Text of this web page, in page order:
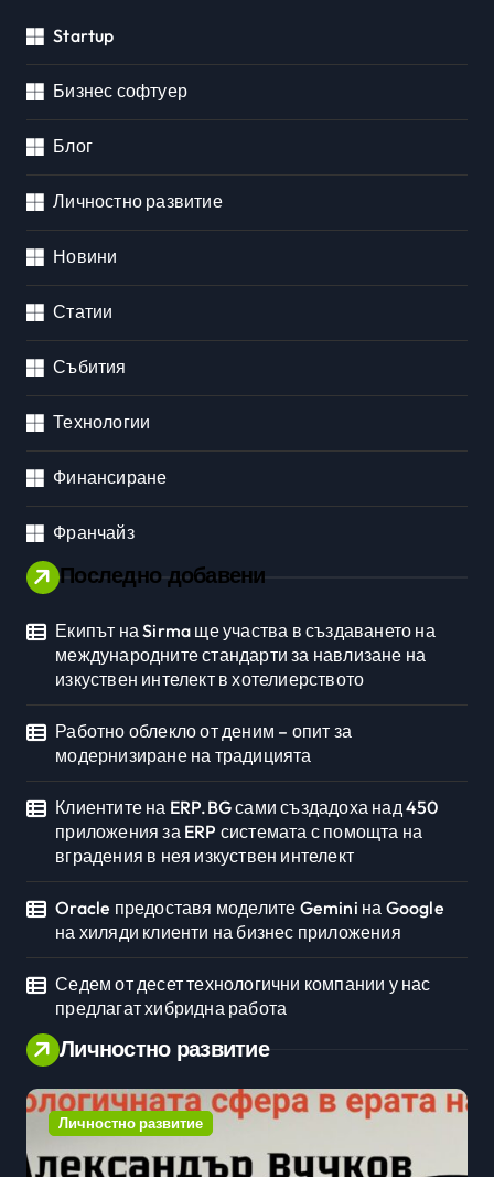
Startup
Бизнес софтуер
Блог
Личностно развитие
Новини
Статии
Събития
Технологии
Финансиране
Франчайз
Последно добавени
Екипът на Sirma ще участва в създаването на
международните стандарти за навлизане на
изкуствен интелект в хотелиерството
Работно облекло от деним – опит за
модернизиране на традицията
Клиентите на ERP.BG сами създадоха над 450
приложения за ERP системата с помощта на
вградения в нея изкуствен интелект
Oracle предоставя моделите Gemini на Google
на хиляди клиенти на бизнес приложения
Седем от десет технологични компании у нас
предлагат хибридна работа
Личностно развитие
Личностно развитие